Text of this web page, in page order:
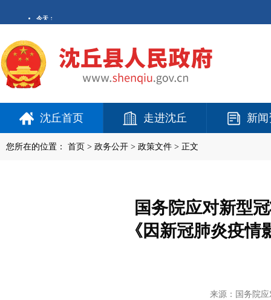
沈丘首页 走进沈丘 新
您所在的位置： 首页 > 政务公开 > 政策文件 > 正文
国务院应对新型
《因新冠肺炎疫
来源：国务院